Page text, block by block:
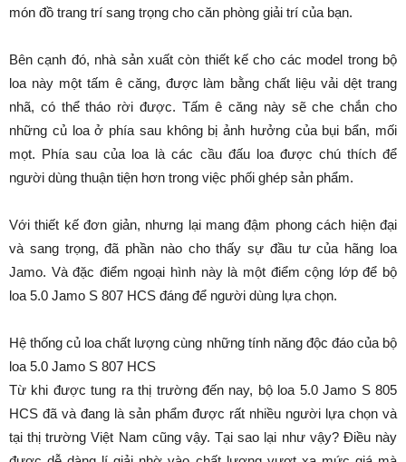
món đồ trang trí sang trọng cho căn phòng giải trí của bạn.
Bên cạnh đó, nhà sản xuất còn thiết kế cho các model trong bộ
loa này một tấm ê căng, được làm bằng chất liệu vải dệt trang
nhã, có thể tháo rời được. Tấm ê căng này sẽ che chắn cho
những củ loa ở phía sau không bị ảnh hưởng của bụi bẩn, mối
mọt. Phía sau của loa là các cầu đấu loa được chú thích để
người dùng thuận tiện hơn trong việc phối ghép sản phẩm.
Với thiết kế đơn giản, nhưng lại mang đậm phong cách hiện đại
và sang trọng, đã phần nào cho thấy sự đầu tư của hãng loa
Jamo. Và đặc điểm ngoại hình này là một điểm cộng lớp để bộ
loa 5.0 Jamo S 807 HCS đáng để người dùng lựa chọn.
Hệ thống củ loa chất lượng cùng những tính năng độc đáo của bộ
loa 5.0 Jamo S 807 HCS
Từ khi được tung ra thị trường đến nay, bộ loa 5.0 Jamo S 805
HCS đã và đang là sản phẩm được rất nhiều người lựa chọn và
tại thị trường Việt Nam cũng vậy. Tại sao lại như vậy? Điều này